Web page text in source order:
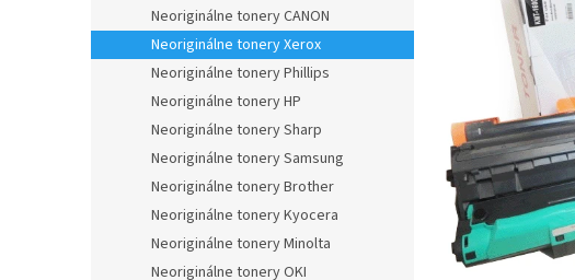
Neoriginálne tonery CANON
Neoriginálne tonery Xerox
Neoriginálne tonery Phillips
Neoriginálne tonery HP
Neoriginálne tonery Sharp
Neoriginálne tonery Samsung
Neoriginálne tonery Brother
Neoriginálne tonery Kyocera
Neoriginálne tonery Minolta
Neoriginálne tonery OKI
hviezdičiek.